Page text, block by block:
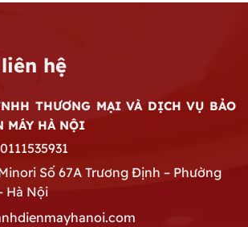
hệ
THƯƠNG MẠI VÀ DỊCH VỤ BẢO
MÁY HÀ NỘI
Số 67A Trương Định – Phường
Hà Nội